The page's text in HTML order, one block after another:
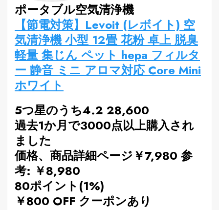
ポータブル空気清浄機
【節電対策】Levoit (レボイト) 空
気清浄機 小型 12畳 花粉 卓上 脱臭
軽量 集じん ペット hepa フィルタ
ー 静音 ミニ アロマ対応 Core Mini
ホワイト
5つ星のうち4.2 28,600
過去1か月で3000点以上購入され
ました
価格、商品詳細ページ￥7,980 参
考: ￥8,980
80ポイント(1%)
￥800 OFF クーポンあり